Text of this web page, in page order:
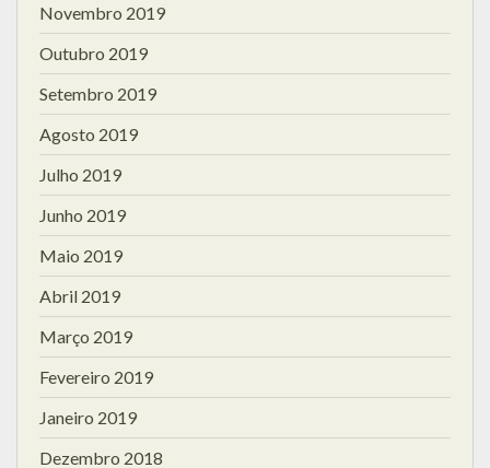
Novembro 2019
Outubro 2019
Setembro 2019
Agosto 2019
Julho 2019
Junho 2019
Maio 2019
Abril 2019
Março 2019
Fevereiro 2019
Janeiro 2019
Dezembro 2018